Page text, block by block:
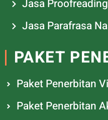
Jasa
Jasa Parafrasa
PAKET
Paket Penerbitan
Paket Penerbitan